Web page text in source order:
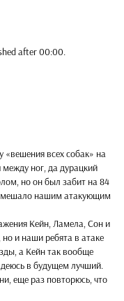
after00:00.
всех собак» на
ног, да дурацкий
но он был забит на 84
мешало нашим атакующим
Кейн, Ламела, Сон и
и наши ребята в атаке
а Кейн так вообще
в будущем лучший.
еще раз повторюсь, что